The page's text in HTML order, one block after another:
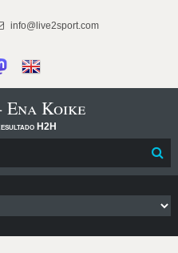
info@live2sport.com
Ena Koike
H2H